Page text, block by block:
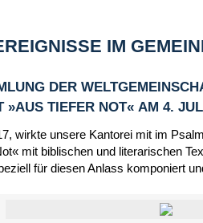
IM
DER
»AUS TIEFER NOT« AM 4.
wirkte unsere Kantorei mit im
mit biblischen und literarischen
für diesen Anlass komponiert